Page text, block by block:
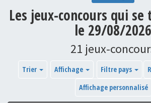
Les jeux-concours qui
le 29/08/2026
21 jeux-
Trier Affichage Filtre pays
Affichage personnalisé